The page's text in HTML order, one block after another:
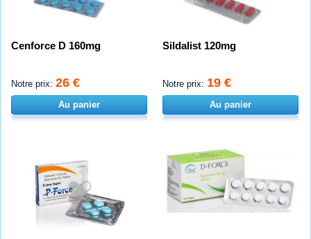
Cenforce D 160mg
Notre prix: 26 €
Au panier
Sildalist 120mg
Notre prix: 19 €
Au panier